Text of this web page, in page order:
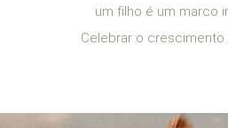
um filho é um marco
Celebrar o crescimento